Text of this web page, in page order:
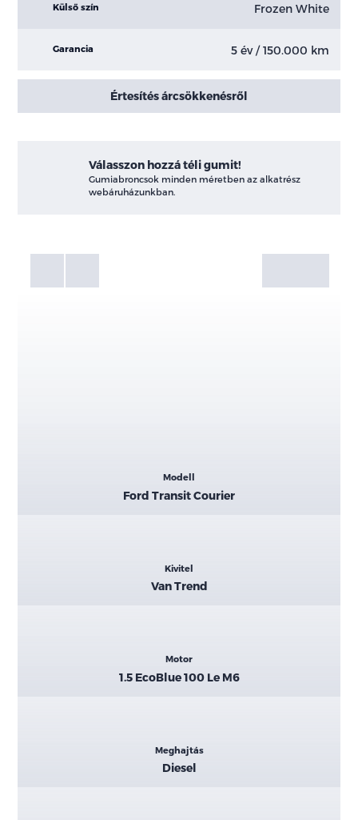
Külső szín Frozen White
Garancia 5 év / 150.000 km
Értesítés árcsökkenésről
Válasszon hozzá téli gumit!
Gumiabroncsok minden méretben az alkatrész
webáruházunkban.
Galéria
Modell
Ford Transit Courier
Kivitel
Van Trend
Motor
1.5 EcoBlue 100 Le M6
Meghajtás
Diesel